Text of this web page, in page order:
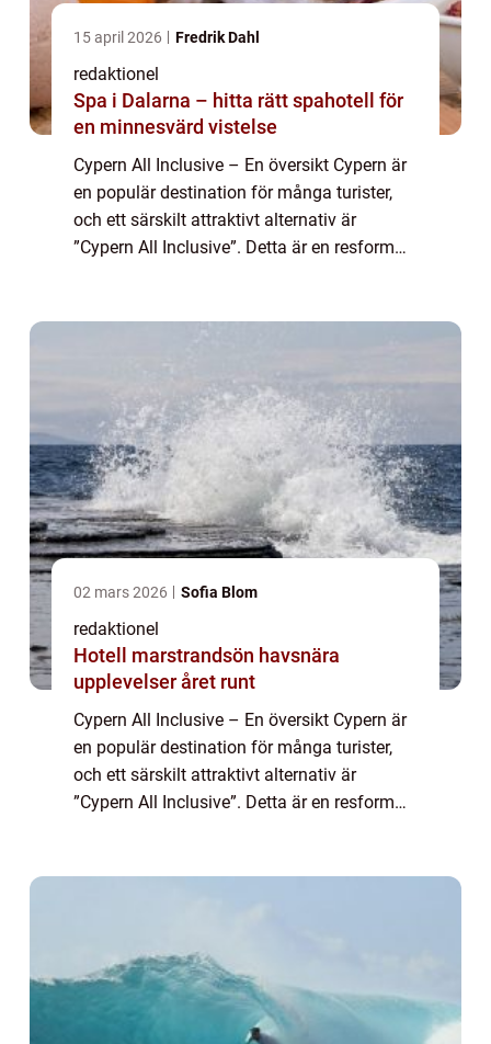
15 april 2026 Fredrik Dahl
redaktionel
Spa i Dalarna – hitta rätt spahotell för
en minnesvärd vistelse
Cypern All Inclusive – En översikt Cypern är
en populär destination för många turister,
och ett särskilt attraktivt alternativ är
”Cypern All Inclusive”. Detta är en resform
02 mars 2026 Sofia Blom
redaktionel
Hotell marstrandsön havsnära
upplevelser året runt
Cypern All Inclusive – En översikt Cypern är
en populär destination för många turister,
och ett särskilt attraktivt alternativ är
”Cypern All Inclusive”. Detta är en resform